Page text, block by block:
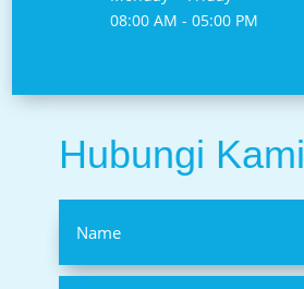
08:00 AM - 05:00 PM
Hubungi Kami